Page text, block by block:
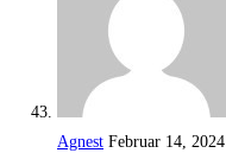
Agnest Februar 14, 2024